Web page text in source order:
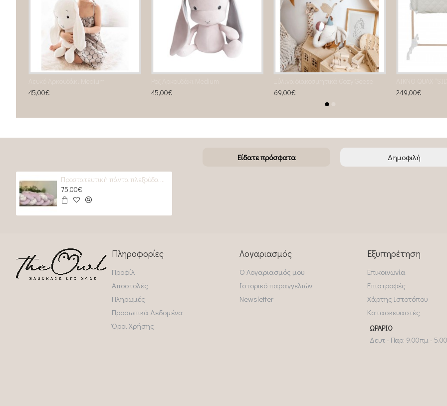
45,00€
45,00€
69,00€
249,00€
Είδατε πρόσφατα Δημοφιλή
Προστατευτική πάντα πλεξούδα Soho
75,00€
Πληροφορίες
Προφίλ
Αποστολές
Πληρωμές
Προσωπικά Δεδομένα
Όροι Χρήσης
Λογαριασμός
Ο Λογαριασμός μου
Ιστορικό παραγγελιών
Newsletter
Εξυπηρέτηση
Επικοινωνία
Επιστροφές
Χάρτης Ιστοτόπου
Κατασκευαστές
ΩΡΆΡΙΟ
Δευτ - Παρ: 9.00πμ -